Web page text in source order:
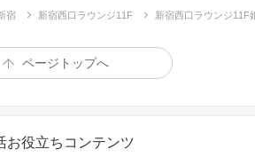
宿 新宿西口ラウンジ11F 新宿西口ラウンジ11F
ページトップへ
お役立ちコンテンツ